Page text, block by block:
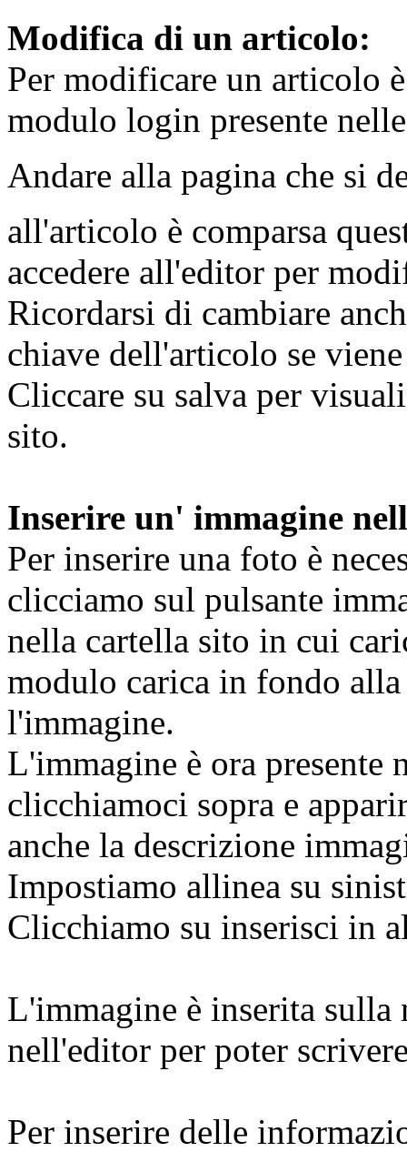
Modifica di un articolo:
Per modificare un articolo
modulo login presente
Andare alla pagina che si
all'articolo è comparsa
accedere all'editor per
Ricordarsi di cambiare
chiave dell'articolo se
Cliccare su salva per
sito.
Inserire un' immagine
Per inserire una foto è
clicciamo sul pulsante
nella cartella sito in cui
modulo carica in fondo
l'immagine.
L'immagine è ora presente
clicchiamoci sopra e
anche la descrizione
Impostiamo allinea su
Clicchiamo su inserisci in
L'immagine è inserita sulla
nell'editor per poter
Per inserire delle